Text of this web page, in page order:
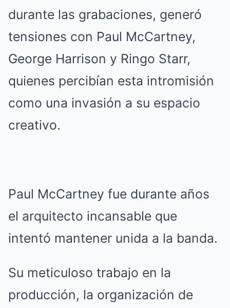
durante las grabaciones, generó
tensiones con Paul McCartney,
George Harrison y Ringo Starr,
quienes percibían esta intromisión
como una invasión a su espacio
creativo.
Paul McCartney fue durante años
el arquitecto incansable que
intentó mantener unida a la banda.
Su meticuloso trabajo en la
producción, la organización de